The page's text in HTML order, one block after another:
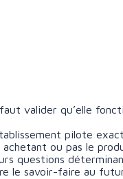
valider qu’elle
pilote
ou pas le
questions
le savoir-faire au